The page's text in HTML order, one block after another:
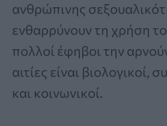
ανθρώπινης
ενθαρρύνουν τη χρήση
πολλοί έφηβοι την
αιτίες είναι βιολογικοί,
και κοινωνικοί.